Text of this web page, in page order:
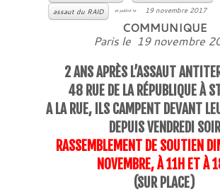
assaut du RAID
et publié le 19 novembre 2017
COMMUNIQUE
Paris le 19 novembre
2 ANS APRÈS L’ASSAUT
48 RUE DE LA RÉPUBLIQUE À
A LA RUE, ILS CAMPENT DEVANT
DEPUIS VENDREDI SOIR
RASSEMBLEMENT DE SOUTIEN
NOVEMBRE, À 11H ET À
(SUR PLACE)